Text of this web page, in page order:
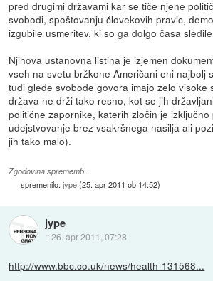
pred drugimi državami kar se tiče njene
svobodi, spoštovanju človekovih pravic,
izgubile usmeritev, ki so ga dolgo časa
Njihova ustanovna listina je izjemen
vseh na svetu bržkone Američani eni najbolj
tudi glede svobode govora imajo zelo visoke
država ne drži tako resno, kot se jih
politične zapornike, katerih zločin je izključno
udejstvovanje brez vsakršnega nasilja ali
jih tako malo).
Zgodovina sprememb…
spremenilo:jype(25. apr 2011 ob 14:52)
jype
::26. apr 2011, 07:28
http://www.bbc.co.uk/news/health-131568...